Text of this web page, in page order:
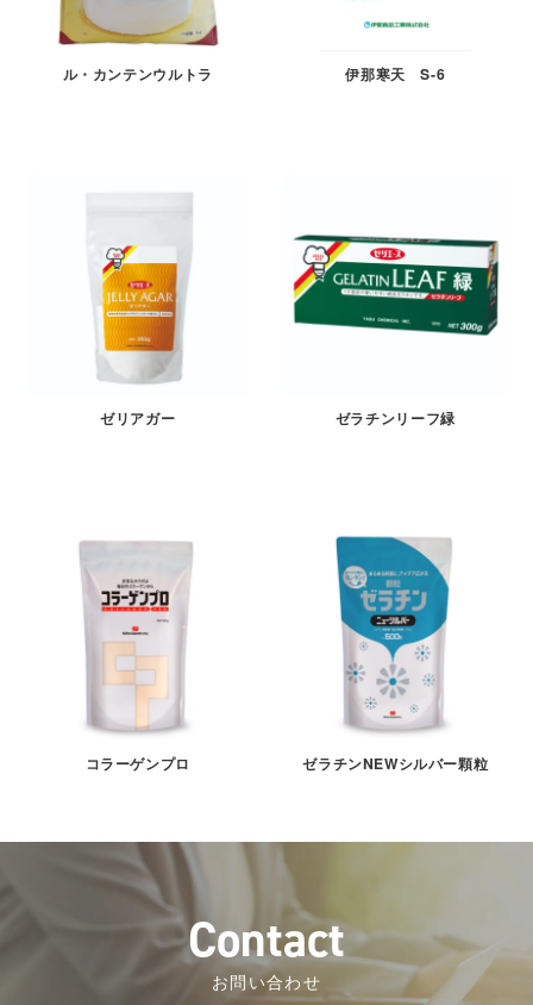
ル・カンテンウルトラ 伊那寒天 S-6
ゼリアガー ゼラチンリーフ緑
コラーゲンプロ ゼラチンNEWシルバー顆粒
Contact
お問い合わせ